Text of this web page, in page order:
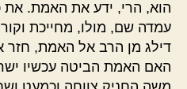
הוא, הרי, ידע את האמת. את
עמדה שם, מולו, מחייכת
דילג מן הרב אל האמת, חזר
האם האמת הביטה עכשיו ישר